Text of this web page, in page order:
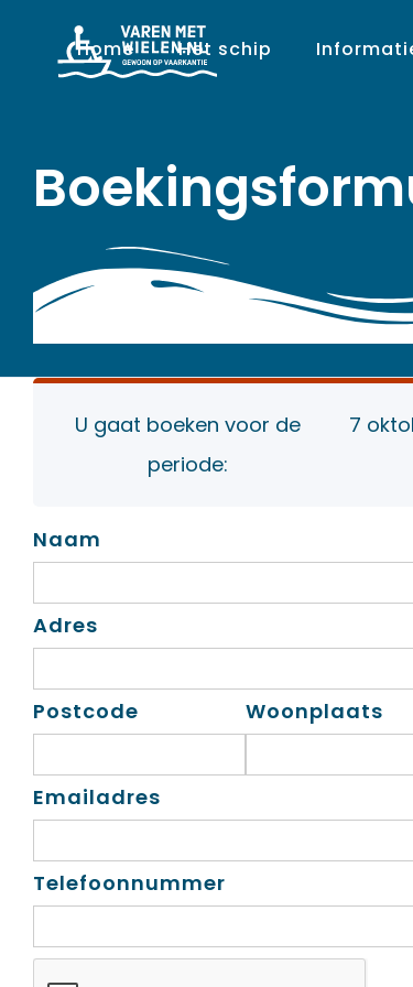
Home Het schip
U gaat boeken voor de
periode:
7
Naam
Adres
Postcode Woonplaats
Emailadres
Telefoonnummer